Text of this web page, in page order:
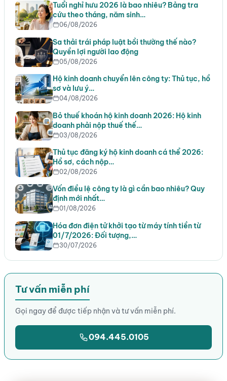
Tuổi nghỉ hưu 2026 là bao nhiêu? Bảng tra
cứu theo tháng, năm sinh…
06/08/2026
Sa thải trái pháp luật bồi thường thế nào?
Quyền lợi người lao động
05/08/2026
Hộ kinh doanh chuyển lên công ty: Thủ tục, hồ
sơ và lưu ý…
04/08/2026
Bỏ thuế khoán hộ kinh doanh 2026: Hộ kinh
doanh phải nộp thuế thế…
03/08/2026
Thủ tục đăng ký hộ kinh doanh cá thể 2026:
Hồ sơ, cách nộp…
02/08/2026
Vốn điều lệ công ty là gì cần bao nhiêu? Quy
định mới nhất…
01/08/2026
Hóa đơn điện tử khởi tạo từ máy tính tiền từ
01/7/2026: Đối tượng,…
30/07/2026
Tư vấn miễn phí
Gọi ngay để được tiếp nhận và tư vấn miễn phí.
094.445.0105